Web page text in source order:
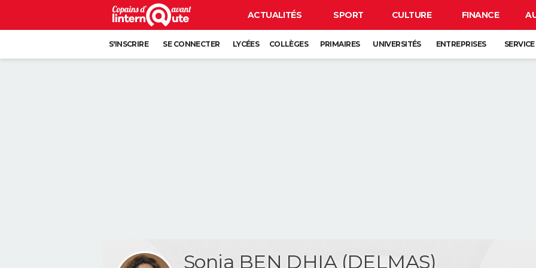
ACTUALITÉS SPORT CULTURE FINANCE
S'INSCRIRE SE CONNECTER LYCÉES COLLÈGES PRIMAIRES UNIVERSITÉS ENTREPRISES
Sonia BEN DHIA (DELMAS)